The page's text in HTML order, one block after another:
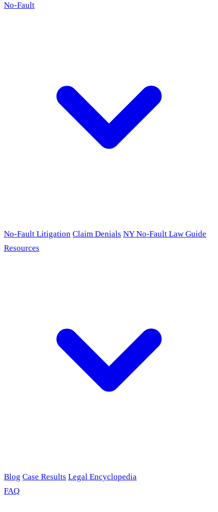
No-Fault
No-Fault Litigation Claim Denials NY No-Fault Law Guide
Resources
Blog Case Results Legal Encyclopedia
FAQ